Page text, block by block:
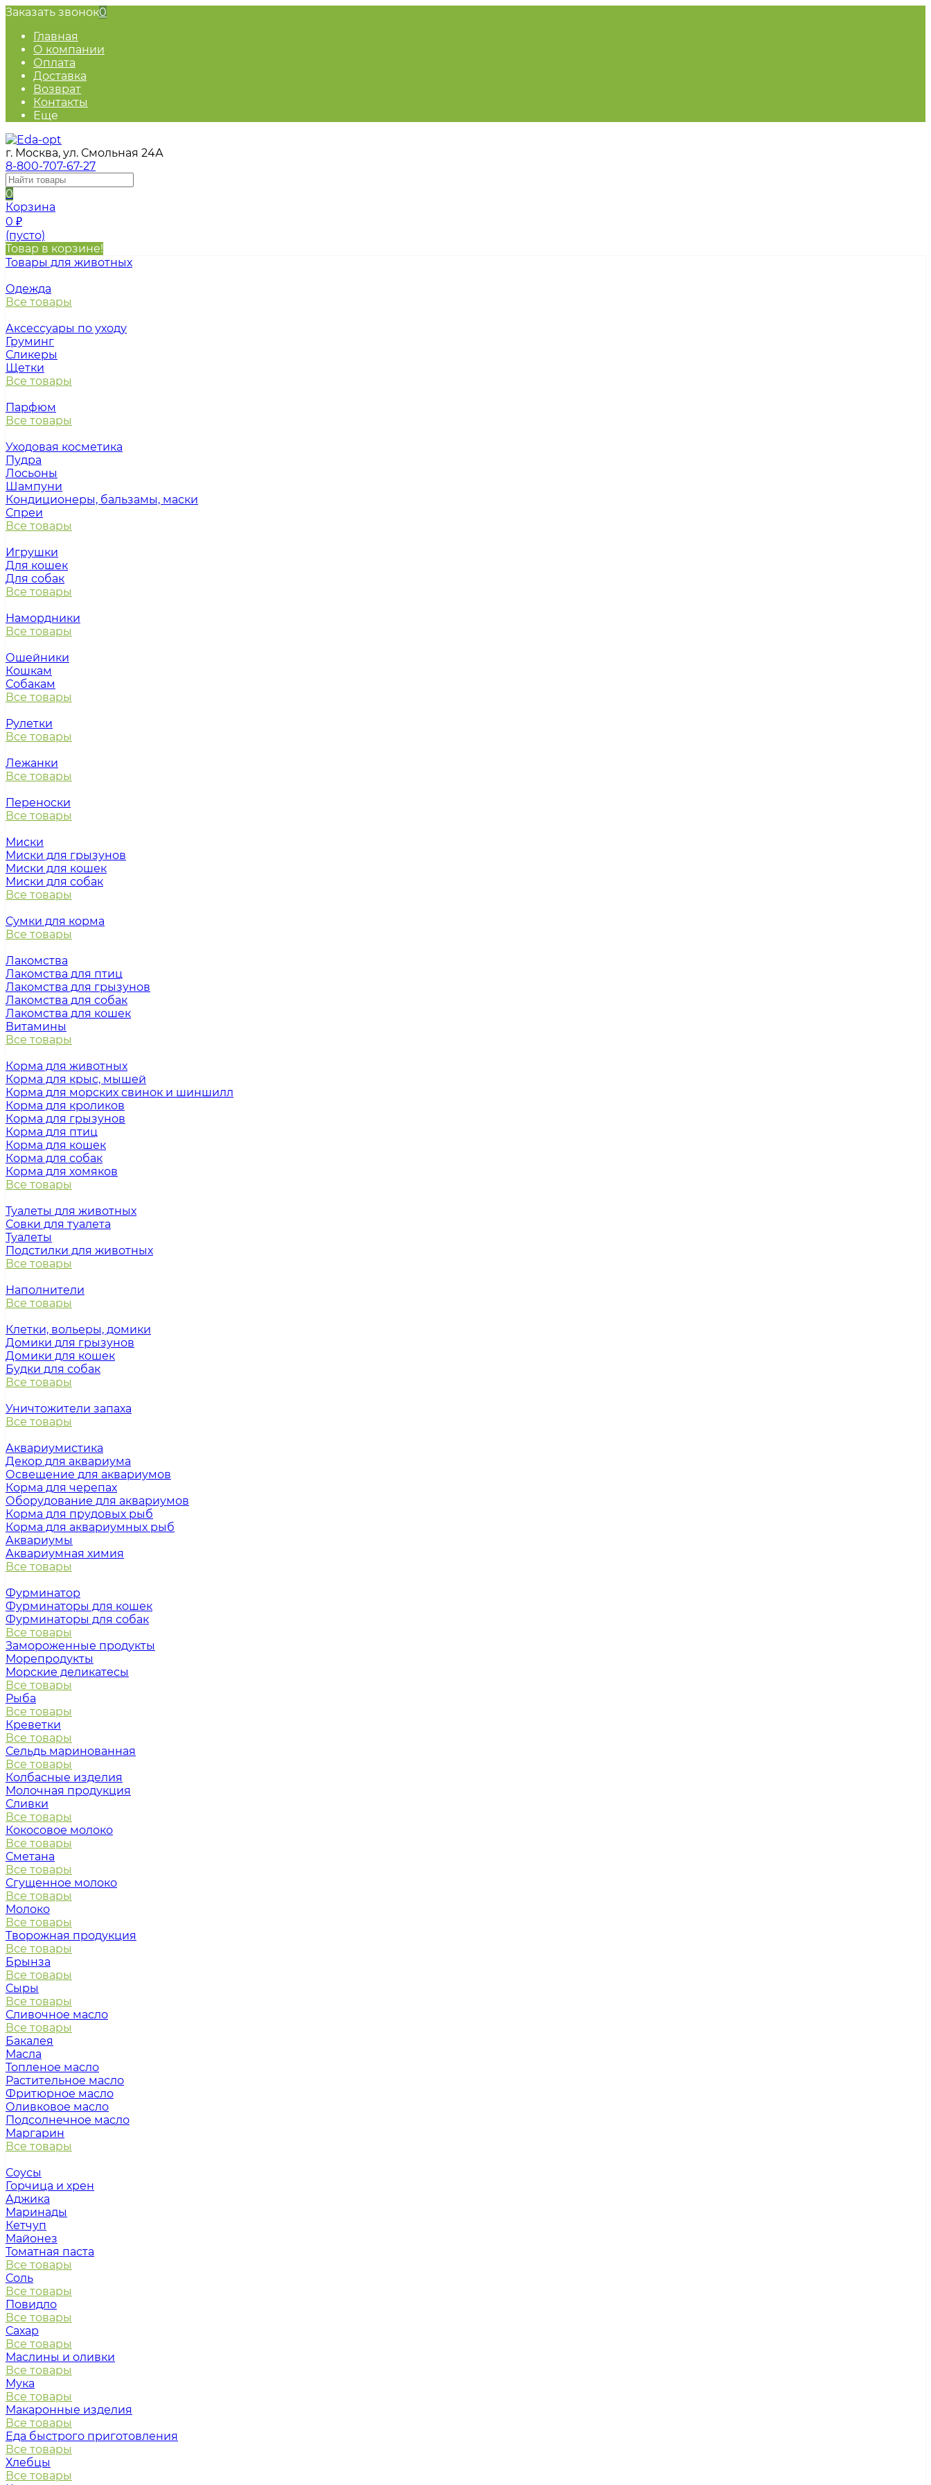
Заказать звонок0
Главная
О компании
Оплата
Доставка
Возврат
Контакты
Еще
г. Москва, ул. Смольная 24А
8-800-707-67-27
0
Корзина
0 ₽
(пусто)
Товар в корзине!
Товары для животных
Одежда
Все товары
Аксессуары по уходу
Груминг
Сликеры
Щетки
Все товары
Парфюм
Все товары
Уходовая косметика
Пудра
Лосьоны
Шампуни
Кондиционеры, бальзамы, маски
Спреи
Все товары
Игрушки
Для кошек
Для собак
Все товары
Намордники
Все товары
Ошейники
Кошкам
Собакам
Все товары
Рулетки
Все товары
Лежанки
Все товары
Переноски
Все товары
Миски
Миски для грызунов
Миски для кошек
Миски для собак
Все товары
Сумки для корма
Все товары
Лакомства
Лакомства для птиц
Лакомства для грызунов
Лакомства для собак
Лакомства для кошек
Витамины
Все товары
Корма для животных
Корма для крыс, мышей
Корма для морских свинок и шиншилл
Корма для кроликов
Корма для грызунов
Корма для птиц
Корма для кошек
Корма для собак
Корма для хомяков
Все товары
Туалеты для животных
Совки для туалета
Туалеты
Подстилки для животных
Все товары
Наполнители
Все товары
Клетки, вольеры, домики
Домики для грызунов
Домики для кошек
Будки для собак
Все товары
Уничтожители запаха
Все товары
Аквариумистика
Декор для аквариума
Освещение для аквариумов
Корма для черепах
Оборудование для аквариумов
Корма для прудовых рыб
Корма для аквариумных рыб
Аквариумы
Аквариумная химия
Все товары
Фурминатор
Фурминаторы для кошек
Фурминаторы для собак
Все товары
Замороженные продукты
Морепродукты
Морские деликатесы
Все товары
Рыба
Все товары
Креветки
Все товары
Сельдь маринованная
Все товары
Колбасные изделия
Молочная продукция
Сливки
Все товары
Кокосовое молоко
Все товары
Сметана
Все товары
Сгущенное молоко
Все товары
Молоко
Все товары
Творожная продукция
Все товары
Брынза
Все товары
Сыры
Все товары
Сливочное масло
Все товары
Бакалея
Масла
Топленое масло
Растительное масло
Фритюрное масло
Оливковое масло
Подсолнечное масло
Маргарин
Все товары
Соусы
Горчица и хрен
Аджика
Маринады
Кетчуп
Майонез
Томатная паста
Все товары
Соль
Все товары
Повидло
Все товары
Сахар
Все товары
Маслины и оливки
Все товары
Мука
Все товары
Макаронные изделия
Все товары
Еда быстрого приготовления
Все товары
Хлебцы
Все товары